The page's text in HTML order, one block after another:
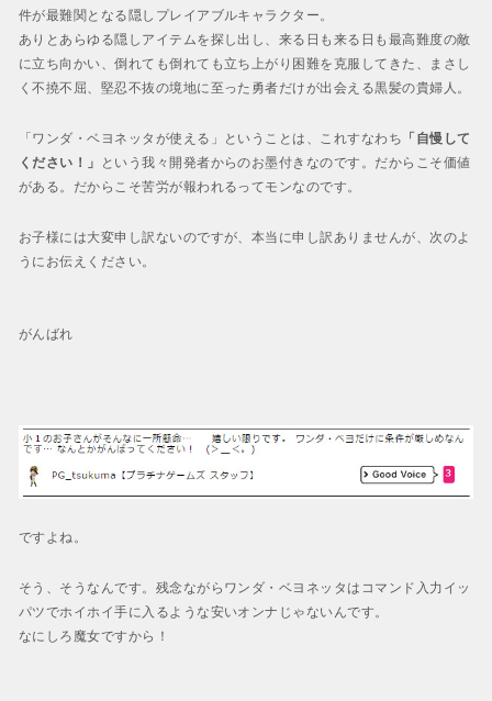
件が最難関 となる隠しプレイアブルキャラクター。
ありとあらゆる隠しアイテムを探し出し、来る日も来る日も最高難度の敵
に立ち向かい、倒れても倒れても立ち上がり困難を克服してきた、まさし
く不撓不屈、堅忍不抜の境地に至った勇者だけが出会える黒髪の貴婦人。
「ワンダ・ベヨネッタが使える」ということは、これすなわち 「自慢して
ください！」
という我々開発者からのお墨付きなのです。だからこそ価値
がある。だからこそ苦労が報われるってモンなのです。
お子様には大変申し訳ないのですが、本当に申し訳ありませんが、次のよ
うにお伝えください。
がんばれ
ですよね。
そう、そうなんです。残念ながらワンダ・ベヨネッタはコマンド入力イッ
パツでホイホイ手に入るような安いオンナじゃないんです。
なにしろ 魔女ですから！